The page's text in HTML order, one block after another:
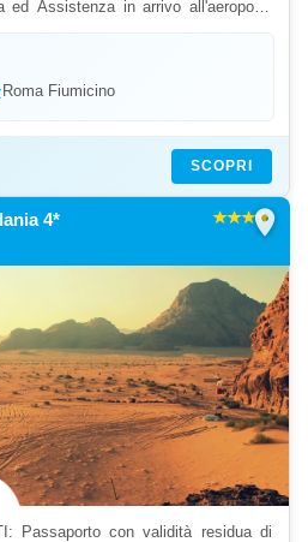
ed Assistenza in arrivo all'aeroporto
Roma Fiumicino
SCOPRI
4* location_on
Passaporto con validità residua di